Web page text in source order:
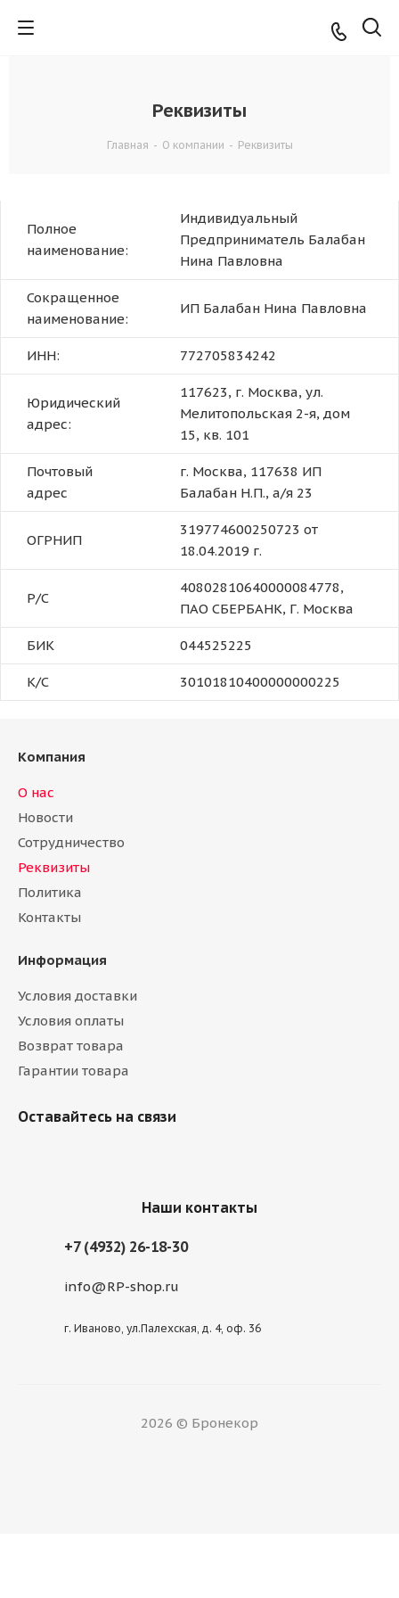
Реквизиты
Главная - О компании - Реквизиты
Полное
наименование:
Индивидуальный
Предприниматель Балабан
Нина Павловна
Сокращенное
наименование:
ИП Балабан Нина Павловна
ИНН: 772705834242
Юридический
адрес:
117623, г. Москва, ул.
Мелитопольская 2-я, дом
15, кв. 101
Почтовый
адрес
г. Москва, 117638 ИП
Балабан Н.П., а/я 23
ОГРНИП
319774600250723 от
18.04.2019 г.
Р/С
40802810640000084778,
ПАО СБЕРБАНК, Г. Москва
БИК 044525225
К/С 30101810400000000225
Компания
О нас
Новости
Сотрудничество
Реквизиты
Политика
Контакты
Информация
Условия доставки
Условия оплаты
Возврат товара
Гарантии товара
Оставайтесь на связи
Наши контакты
+7 (4932) 26-18-30
info@RP-shop.ru
г. Иваново, ул.Палехская, д. 4, оф. 36
2026 © Бронекор